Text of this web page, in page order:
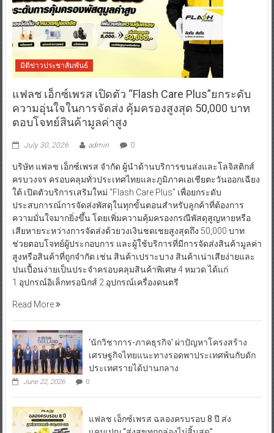
มิติข่าวประชาสัมพันธ์
แฟลช เอ็กซ์เพรส เปิดตัว “Flash Care Plus”ยกระดับ
ความอุ่นใจในการจัดส่ง คุ้มครองสูงสุด 50,000 บาท
ตอบโจทย์สินค้ามูลค่าสูง
July 30, 2026 admin 0
บริษัท แฟลช เอ็กซ์เพรส จำกัด ผู้นำด้านบริการขนส่งและโลจิสติกส์
ครบวงจร ครอบคลุมทั่วประเทศไทยและภูมิภาคเอเชียตะวันออกเฉียง
ใต้ เปิดตัวบริการเสริมใหม่ “Flash Care Plus” เพื่อยกระดับ
ประสบการณ์การจัดส่งพัสดุในทุกขั้นตอนสำหรับลูกค้าที่ต้องการ
ความมั่นใจมากยิ่งขึ้น โดยเพิ่มความคุ้มครองกรณีพัสดุสูญหายหรือ
เสียหายระหว่างการจัดส่งด้วยวงเงินชดเชยสูงสุดถึง 50,000 บาท
ช่วยตอบโจทย์ผู้ประกอบการ และผู้ใช้บริการที่มีการจัดส่งสินค้ามูลค่า
ปนเปื้อนง่ายเป็นประจำครอบคลุมสินค้าพิเศษ 4 หมวด ได้แก่
1.อุปกรณ์อิเล็กทรอนิกส์ 2.อุปกรณ์เครื่องดนตรี
Read More
‘นักวิชาการ-ภาคธุรกิจ’ ผ่าปัญหาโครงสร้าง
June 22, 2026